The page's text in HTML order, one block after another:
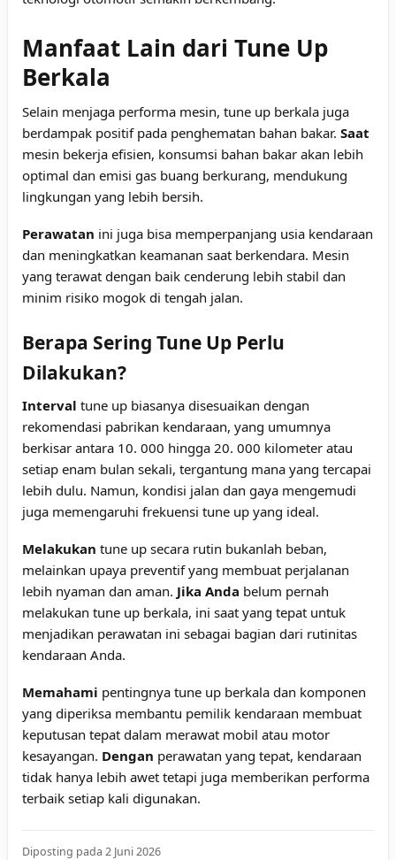
Manfaat Lain dari Tune Up
Berkala
Selain menjaga performa mesin, tune up berkala juga
berdampak positif pada penghematan bahan bakar. Saat
mesin bekerja efisien, konsumsi bahan bakar akan lebih
optimal dan emisi gas buang berkurang, mendukung
lingkungan yang lebih bersih.
Perawatan ini juga bisa memperpanjang usia kendaraan
dan meningkatkan keamanan saat berkendara. Mesin
yang terawat dengan baik cenderung lebih stabil dan
minim risiko mogok di tengah jalan.
Berapa Sering Tune Up Perlu
Dilakukan?
Interval tune up biasanya disesuaikan dengan
rekomendasi pabrikan kendaraan, yang umumnya
berkisar antara 10. 000 hingga 20. 000 kilometer atau
setiap enam bulan sekali, tergantung mana yang tercapai
lebih dulu. Namun, kondisi jalan dan gaya mengemudi
juga memengaruhi frekuensi tune up yang ideal.
Melakukan tune up secara rutin bukanlah beban,
melainkan upaya preventif yang membuat perjalanan
lebih nyaman dan aman. Jika Anda belum pernah
melakukan tune up berkala, ini saat yang tepat untuk
menjadikan perawatan ini sebagai bagian dari rutinitas
kendaraan Anda.
Memahami pentingnya tune up berkala dan komponen
yang diperiksa membantu pemilik kendaraan membuat
keputusan tepat dalam merawat mobil atau motor
kesayangan. Dengan perawatan yang tepat, kendaraan
tidak hanya lebih awet tetapi juga memberikan performa
terbaik setiap kali digunakan.
Diposting pada 2 Juni 2026